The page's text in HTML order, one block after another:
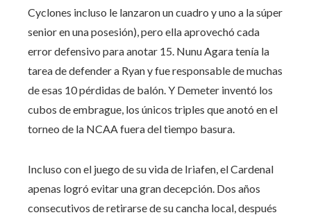
Cyclones incluso le lanzaron un cuadro y uno a la súper
senior en una posesión), pero ella aprovechó cada
error defensivo para anotar 15. Nunu Agara tenía la
tarea de defender a Ryan y fue responsable de muchas
de esas 10 pérdidas de balón. Y Demeter inventó los
cubos de embrague, los únicos triples que anotó en el
torneo de la NCAA fuera del tiempo basura.
Incluso con el juego de su vida de Iriafen, el Cardenal
apenas logró evitar una gran decepción. Dos años
consecutivos de retirarse de su cancha local, después